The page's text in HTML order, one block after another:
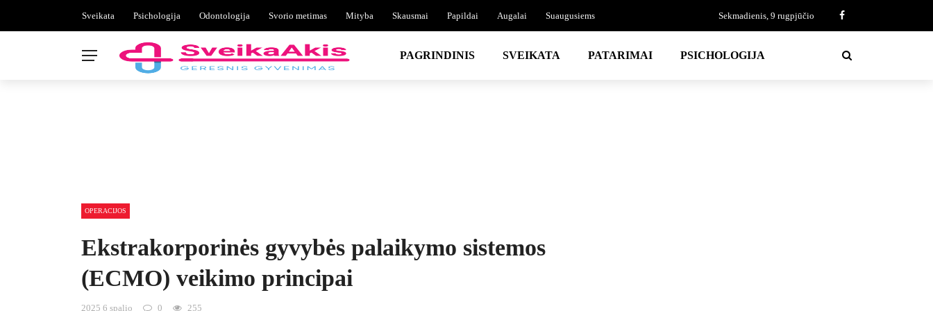
Sveikata Psichologija Odontologija Svorio metimas Mityba Skausmai Papildai Augalai Suaugusiems Sekmadienis, 9 rugpjūčio
PAGRINDINIS SVEIKATA PATARIMAI PSICHOLOGIJA
OPERACIJOS
Ekstrakorporinės gyvybės palaikymo sistemos
(ECMO) veikimo principai
2025 6 spalio 0 255